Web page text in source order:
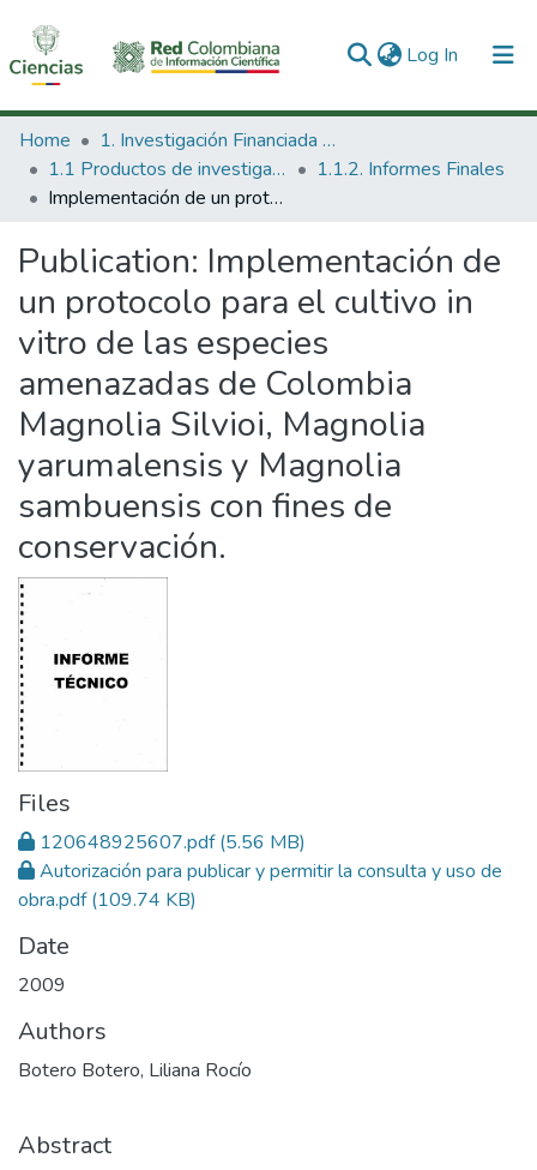
Log In (current)
Communities & Collections
All of DSpace
Home
1. Investigación Financiada con Recursos Públicos
1.1 Productos de investigación
1.1.2. Informes Finales
Implementación de un protocolo para el cultivo in vitro de las especies amenazadas de Colombia Magnolia Silvioi, Magnolia yarumalensis y Magnolia sambuensis con fines de conservación.
Publication: Implementación de
un protocolo para el cultivo in
vitro de las especies
amenazadas de Colombia
Magnolia Silvioi, Magnolia
yarumalensis y Magnolia
sambuensis con fines de
conservación.
Files
120648925607.pdf(5.56 MB)
Autorización para publicar y permitir la consulta y uso de
obra.pdf(109.74 KB)
Date
2009
Authors
Botero Botero, Liliana Rocío
Abstract